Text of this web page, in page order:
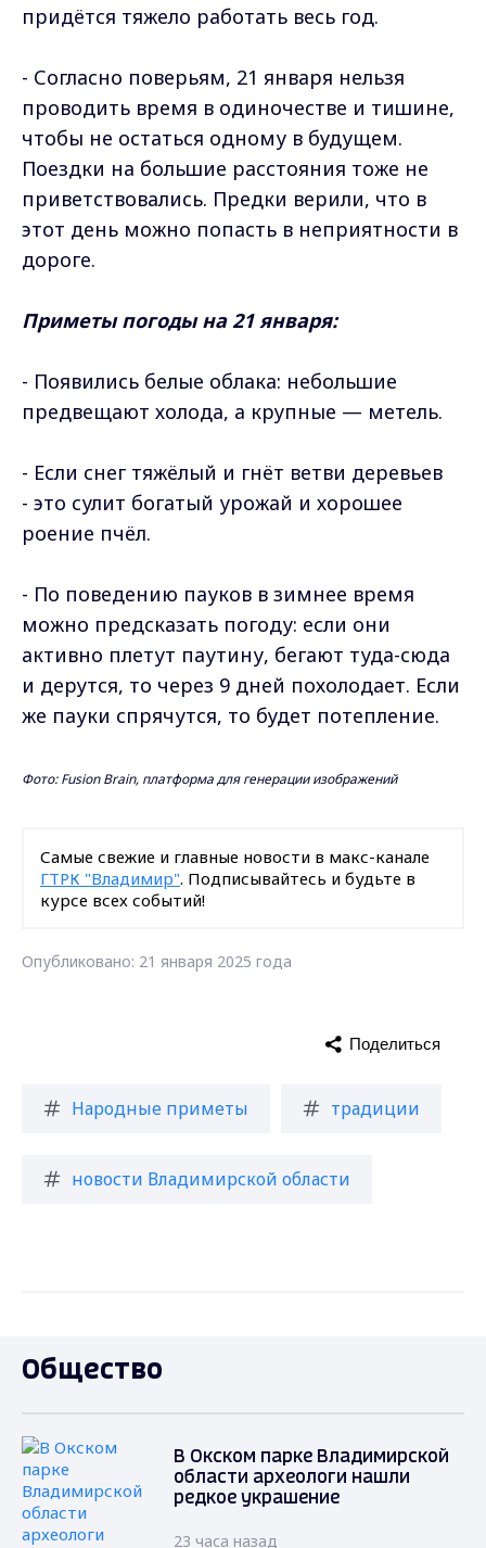
придётся тяжело работать весь год.
- Согласно поверьям, 21 января нельзя
проводить время в одиночестве и тишине,
чтобы не остаться одному в будущем.
Поездки на большие расстояния тоже не
приветствовались. Предки верили, что в
этот день можно попасть в неприятности в
дороге.
Приметы погоды на 21 января:
- Появились белые облака: небольшие
предвещают холода, а крупные — метель.
- Если снег тяжёлый и гнёт ветви деревьев
- это сулит богатый урожай и хорошее
роение пчёл.
- По поведению пауков в зимнее время
можно предсказать погоду: если они
активно плетут паутину, бегают туда-сюда
и дерутся, то через 9 дней похолодает. Если
же пауки спрячутся, то будет потепление.
Фото: Fusion Brain, платформа для генерации изображений
Самые свежие и главные новости в макс-канале
ГТРК "Владимир". Подписывайтесь и будьте в
курсе всех событий!
Опубликовано: 21 января 2025 года
Народные приметы традиции
новости Владимирской области
Поделиться
Общество
В Окском парке Владимирской
области археологи нашли
редкое украшение
23 часа назад